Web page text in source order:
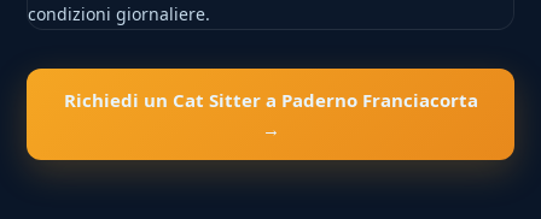
condizioni giornaliere.
Richiedi un Cat Sitter a Paderno Franciacorta
→